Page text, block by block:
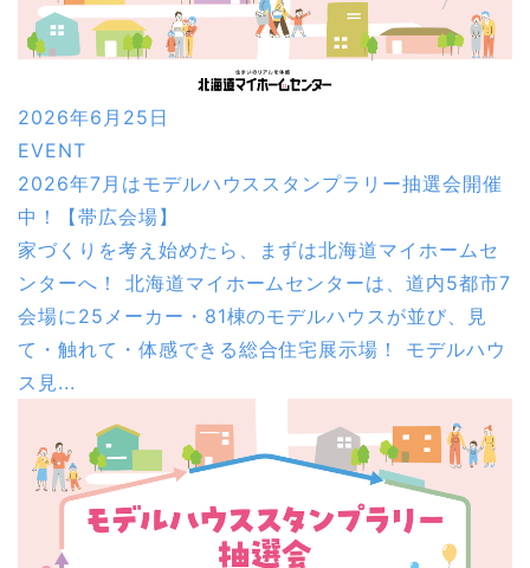
2026年6月25日
EVENT
2026年7月はモデルハウススタンプラリー抽選会開催
中！【帯広会場】
家づくりを考え始めたら、まずは北海道マイホームセ
ンターへ！ 北海道マイホームセンターは、道内5都市7
会場に25メーカー・81棟のモデルハウスが並び、見
て・触れて・体感できる総合住宅展示場！ モデルハウ
ス見...